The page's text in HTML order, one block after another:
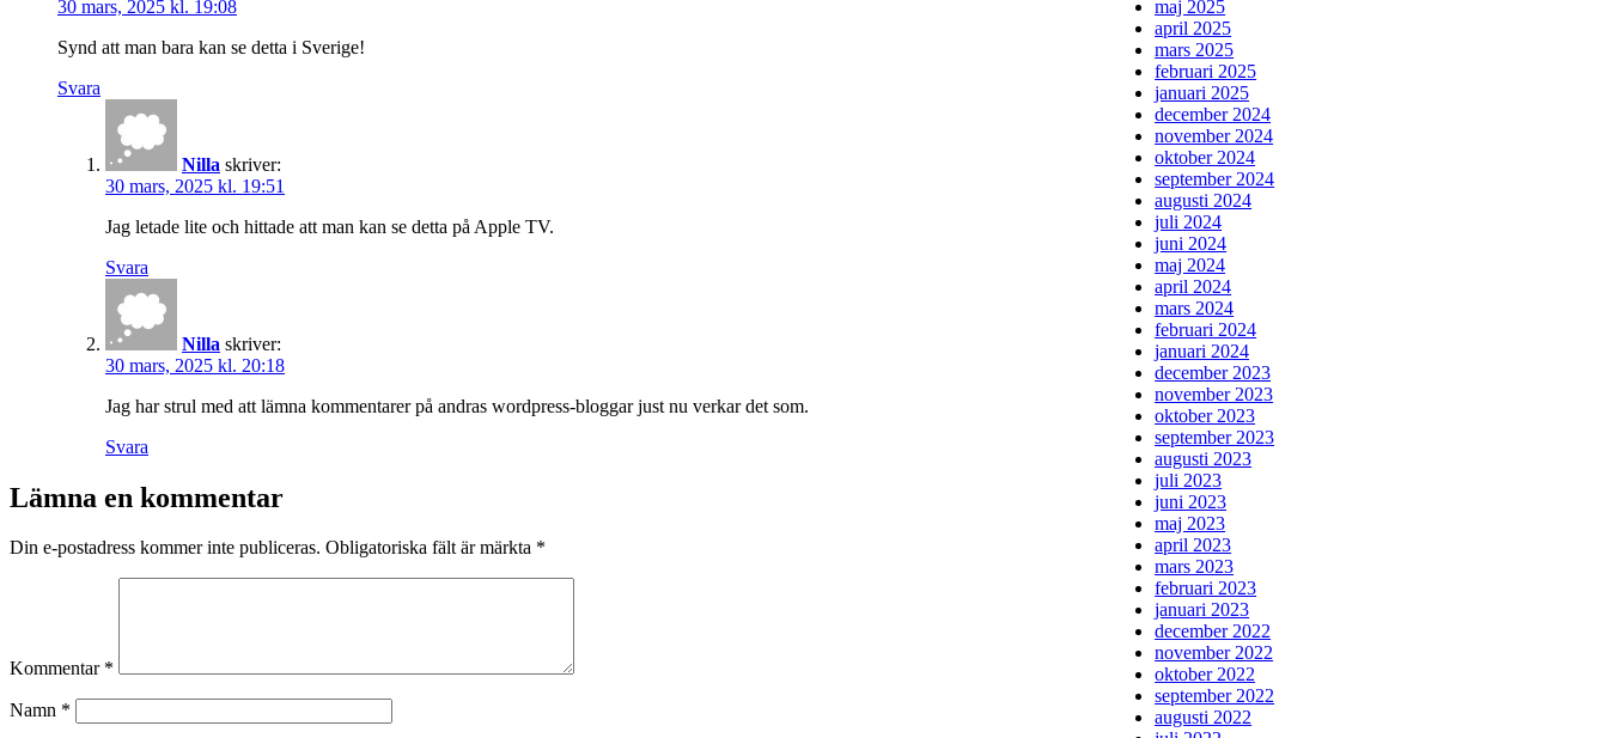
30 mars, 2025 kl. 19:08
Synd att man bara kan se detta i Sverige!
Svara
Nilla skriver:
30 mars, 2025 kl. 19:51
Jag letade lite och hittade att man kan se detta på Apple TV.
Svara
Nilla skriver:
30 mars, 2025 kl. 20:18
Jag har strul med att lämna kommentarer på andras wordpress-bloggar just nu verkar det som.
Svara
Lämna en kommentar
Din e-postadress kommer inte publiceras. Obligatoriska fält är märkta *
Kommentar *
Namn *
maj 2025
april 2025
mars 2025
februari 2025
januari 2025
december 2024
november 2024
oktober 2024
september 2024
augusti 2024
juli 2024
juni 2024
maj 2024
april 2024
mars 2024
februari 2024
januari 2024
december 2023
november 2023
oktober 2023
september 2023
augusti 2023
juli 2023
juni 2023
maj 2023
april 2023
mars 2023
februari 2023
januari 2023
december 2022
november 2022
oktober 2022
september 2022
augusti 2022